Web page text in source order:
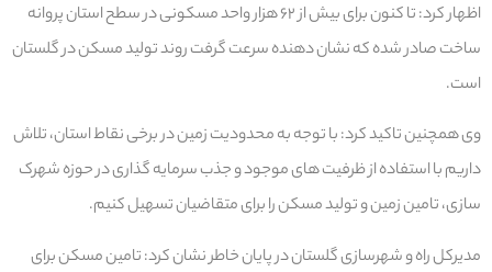
اظهار کرد: تا کنون برای بیش از ۶۲ هزار واحد مسکونی در سطح استان پروانه
ساخت صادر شده که نشان دهنده سرعت گرفت روند تولید مسکن در گلستان
است.
وی همچنین تاکید کرد: با توجه به محدودیت زمین در برخی نقاط استان، تلاش
داریم با استفاده از ظرفیت های موجود و جذب سرمایه گذاری در حوزه شهرک
سازی، تامین زمین و تولید مسکن را برای متقاضیان تسهیل کنیم.
مدیرکل راه و شهرسازی گلستان در پایان خاطر نشان کرد: تامین مسکن برای